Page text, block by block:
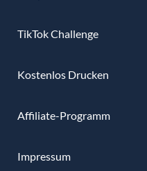
TikTok Challenge
Kostenlos Drucken
Affiliate-Programm
Impressum